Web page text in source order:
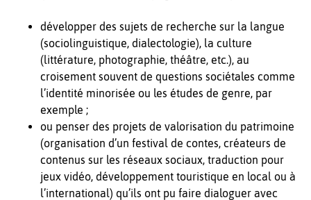
développer des sujets de recherche sur la langue
(sociolinguistique, dialectologie), la culture
(littérature, photographie, théâtre, etc.), au
croisement souvent de questions sociétales comme
l’identité minorisée ou les études de genre, par
exemple ;
ou penser des projets de valorisation du patrimoine
(organisation d’un festival de contes, créateurs de
contenus sur les réseaux sociaux, traduction pour
jeux vidéo, développement touristique en local ou à
l’international) qu’ils ont pu faire dialoguer avec